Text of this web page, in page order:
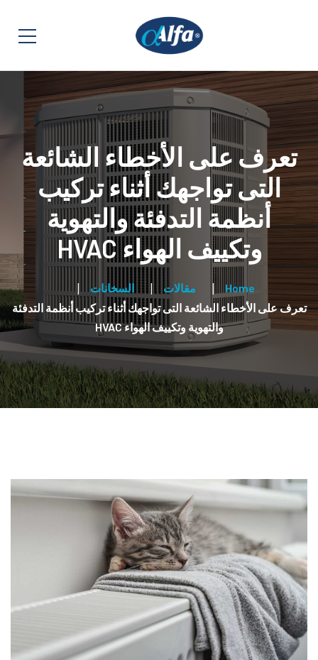
تعرف على الأخطاء الشائعة
التى تواجهك أثناء تركيب
أنظمة التدفئة والتهوية
وتكييف الهواء HVAC
Home مقالات
السخانات
تعرف على الأخطاء الشائعة التى تواجهك أثناء تركيب أنظمة التدفئة
والتهوية وتكييف الهواء HVAC